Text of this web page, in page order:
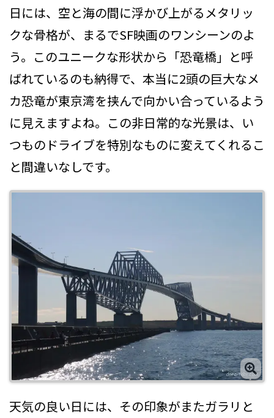
日には、空と海の間に浮かび上がるメタリッ
クな骨格が、まるでSF映画のワンシーンのよ
う。このユニークな形状から「恐竜橋」と呼
ばれているのも納得で、本当に2頭の巨大なメ
カ恐竜が東京湾を挟んで向かい合っているよう
に見えますよね。この非日常的な光景は、い
つものドライブを特別なものに変えてくれるこ
と間違いなしです。
天気の良い日には、その印象がまたガラリと